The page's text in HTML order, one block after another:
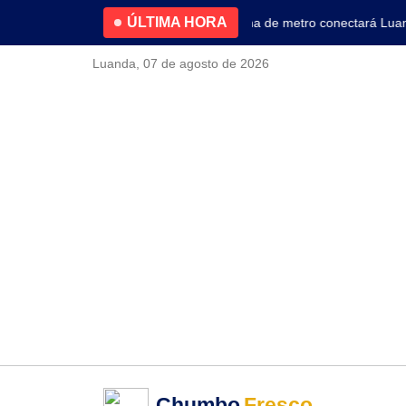
ÚLTIMA HORA
4.2% no primeiro trimestre Nova linha de metro conectará
Luanda, 07 de agosto de 2026